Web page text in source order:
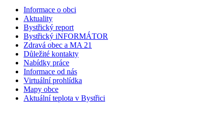
Informace o obci
Aktuality
Bystřický report
Bystřický iNFORMÁTOR
Zdravá obec a MA 21
Důležité kontakty
Nabídky práce
Informace od nás
Virtuální prohlídka
Mapy obce
Aktuální teplota v Bystřici